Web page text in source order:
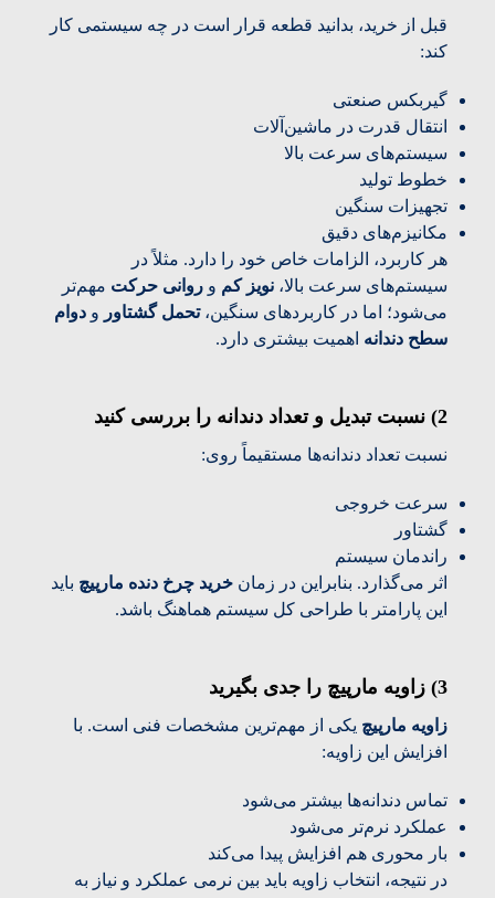
قبل از خرید، بدانید قطعه قرار است در چه سیستمی کار
کند:
گیربکس صنعتی
انتقال قدرت در ماشین‌آلات
سیستم‌های سرعت بالا
خطوط تولید
تجهیزات سنگین
مکانیزم‌های دقیق
هر کاربرد، الزامات خاص خود را دارد. مثلاً در
سیستم‌های سرعت بالا، نویز کم و روانی حرکت مهم‌تر
می‌شود؛ اما در کاربردهای سنگین،تحمل گشتاور و دوام
سطح دندانه اهمیت بیشتری دارد.
2) نسبت تبدیل و تعداد دندانه را بررسی کنید
نسبت تعداد دندانه‌ها مستقیماً روی:
سرعت خروجی
گشتاور
راندمان سیستم
اثر می‌گذارد. بنابراین در زمان خرید چرخ دنده مارپیچ باید
این پارامتر با طراحی کل سیستم هماهنگ باشد.
3) زاویه مارپیچ را جدی بگیرید
زاویه مارپیچ یکی از مهم‌ترین مشخصات فنی است. با
افزایش این زاویه:
تماس دندانه‌ها بیشتر می‌شود
عملکرد نرم‌تر می‌شود
بار محوری هم افزایش پیدا می‌کند
در نتیجه، انتخاب زاویه باید بین نرمی عملکرد و نیاز به